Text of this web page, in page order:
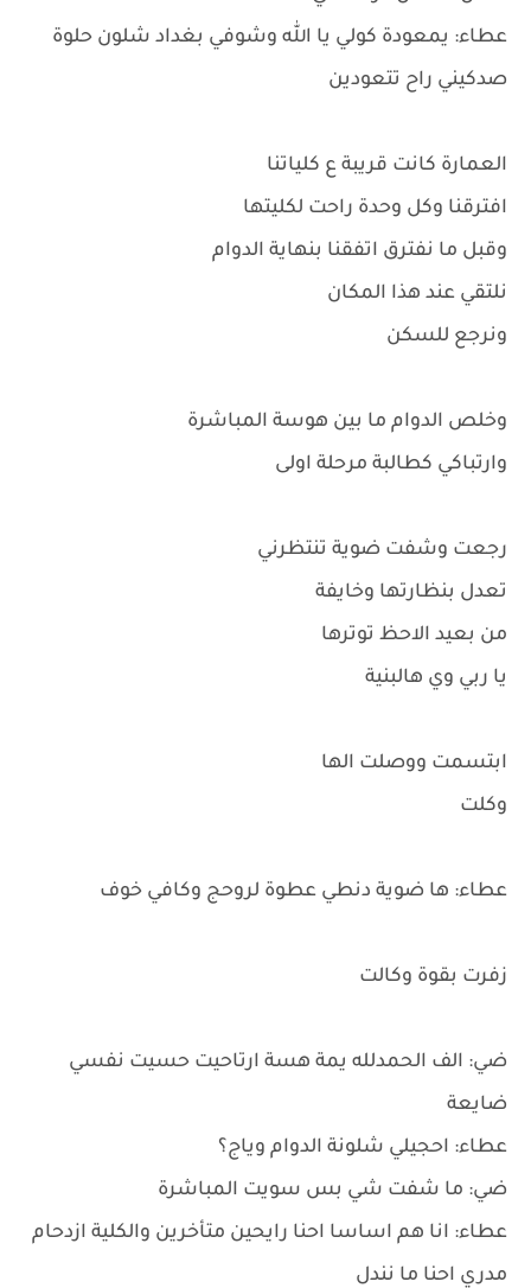
عطاء: يمعودة كولي يا الله وشوفي بغداد شلون حلوة
صدكيني راح تتعودين
العمارة كانت قريبة ع كلياتنا
افترقنا وكل وحدة راحت لكليتها
وقبل ما نفترق اتفقنا بنهاية الدوام
نلتقي عند هذا المكان
ونرجع للسكن
وخلص الدوام ما بين هوسة المباشرة
وارتباكي كطالبة مرحلة اولى
رجعت وشفت ضوية تنتظرني
تعدل بنظارتها وخايفة
من بعيد الاحظ توترها
يا ربي وي هالبنية
ابتسمت ووصلت الها
وكلت
عطاء: ها ضوية دنطي عطوة لروحج وكافي خوف
زفرت بقوة وكالت
ضي: الف الحمدلله يمة هسة ارتاحيت حسيت نفسي
ضايعة
عطاء: احجيلي شلونة الدوام وياج؟
ضي: ما شفت شي بس سويت المباشرة
عطاء: انا هم اساسا احنا رايحين متأخرين والكلية ازدحام
مدري احنا ما نندل